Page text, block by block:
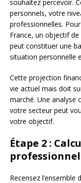
souhaitez percevoir.
personnels, votre
professionnelles.
France, un objectif
peut constituer une
situation personnelle
Cette projection
vie actuel mais doit
marché. Une analyse
votre secteur peut
votre objectif.
Étape 2 :
Recensez l’ensemble